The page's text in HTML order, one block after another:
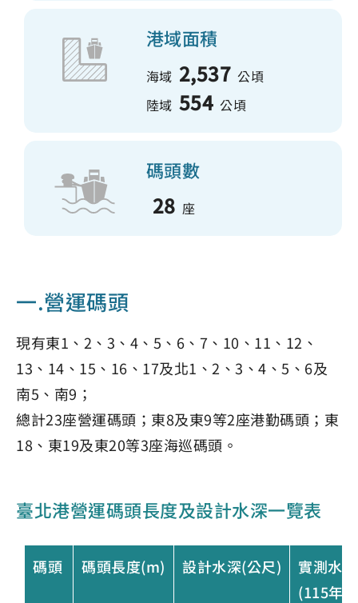
港域面積
海域 2,537 公頃
陸域 554 公頃
碼頭數
28 座
一.營運碼頭
現有東1、2、3、4、5、6、7、10、11、12、
13、14、15、16、17及北1、2、3、4、5、6及
南5、南9；
總計23座營運碼頭；東8及東9等2座港勤碼頭；東
18、東19及東20等3座海巡碼頭。
臺北港營運碼頭長度及設計水深一覽表
碼頭 碼頭長度(m) 設計水深(公尺)
實測水
(115年5